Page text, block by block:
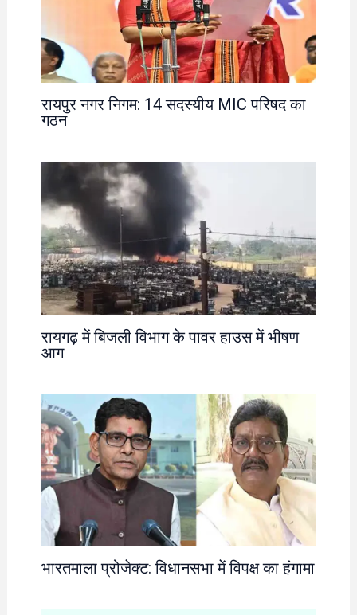
रायपुर नगर निगम: 14 सदस्यीय MIC परिषद का
गठन
रायगढ़ में बिजली विभाग के पावर हाउस में भीषण
आग
भारतमाला प्रोजेक्ट: विधानसभा में विपक्ष का हंगामा